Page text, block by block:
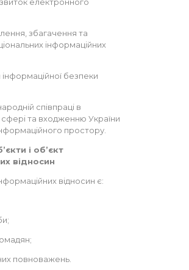
збагачення та
інформаційних
безпеки
співпраці в
сфері та входженню України
простору.
і об’єкт
відносин
відносин є:
повноважень.